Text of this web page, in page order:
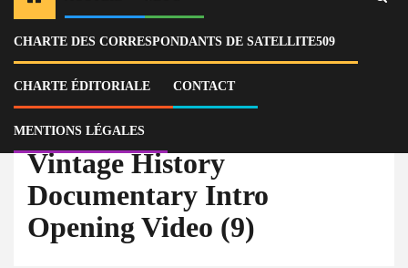
CHARTE DES CORRESPONDANTS DE SATELLITE509
CHARTE ÉDITORIALE CONTACT
MENTIONS LÉGALES
Home
Actu
Marco Rubio défend une réponse militaire face aux gangs en Haïti
devant le Sénat américain
Vintage History
Documentary Intro
Opening Video (9)